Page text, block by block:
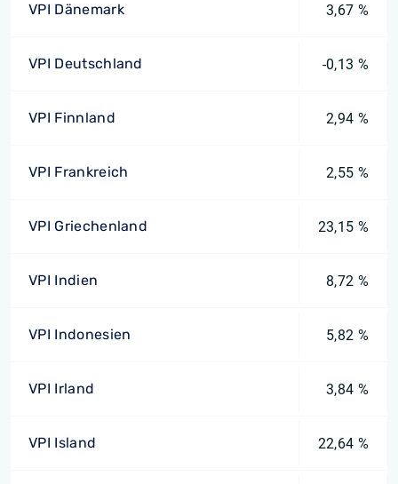
VPI Dänemark 3,67 %
VPI Deutschland -0,13 %
VPI Finnland 2,94 %
VPI Frankreich 2,55 %
VPI Griechenland 23,15 %
VPI Indien 8,72 %
VPI Indonesien 5,82 %
VPI Irland 3,84 %
VPI Island 22,64 %